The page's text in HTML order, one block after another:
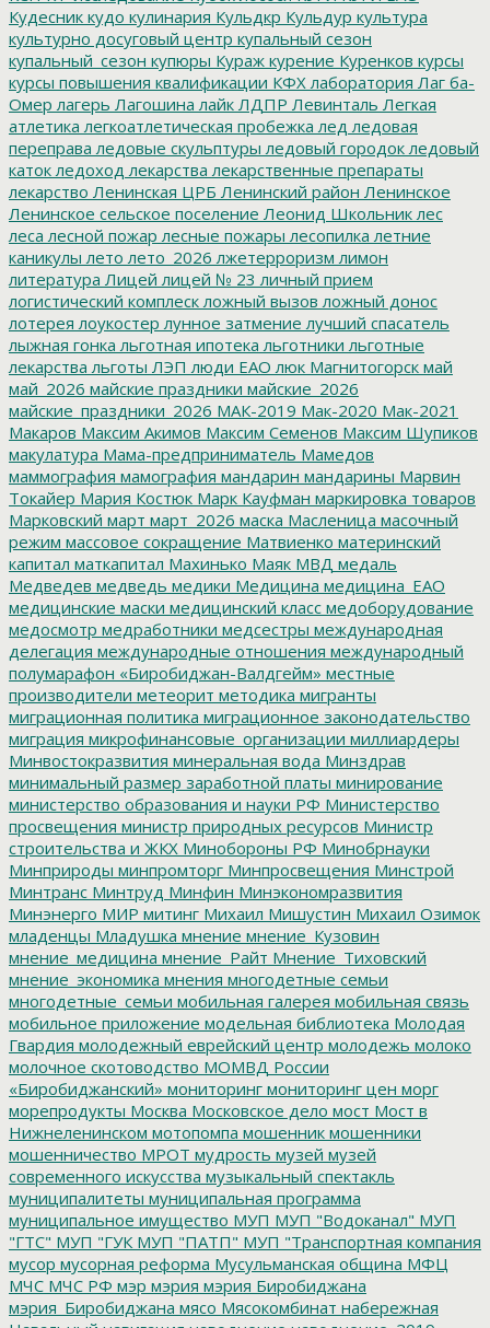
Кудесник кудо кулинария Кульдкр Кульдур культура
культурно досуговый центр купальный сезон
купальный_сезон купюры Кураж курение Куренков курсы
курсы повышения квалификации КФХ лаборатория Лаг ба-
Омер лагерь Лагошина лайк ЛДПР Левинталь Легкая
атлетика легкоатлетическая пробежка лед ледовая
переправа ледовые скульптуры ледовый городок ледовый
каток ледоход лекарства лекарственные препараты
лекарство Ленинская ЦРБ Ленинский район Ленинское
Ленинское сельское поселение Леонид Школьник лес
леса лесной пожар лесные пожары лесопилка летние
каникулы лето лето_2026 лжетерроризм лимон
литература Лицей лицей № 23 личный прием
логистический комплеск ложный вызов ложный донос
лотерея лоукостер лунное затмение лучший спасатель
лыжная гонка льготная ипотека льготники льготные
лекарства льготы ЛЭП люди ЕАО люк Магнитогорск май
май_2026 майские праздники майские_2026
майские_праздники_2026 МАК-2019 Мак-2020 Мак-2021
Макаров Максим Акимов Максим Семенов Максим Шупиков
макулатура Мама-предприниматель Мамедов
маммография мамография мандарин мандарины Марвин
Токайер Мария Костюк Марк Кауфман маркировка товаров
Марковский март март_2026 маска Масленица масочный
режим массовое сокращение Матвиенко материнский
капитал маткапитал Махинько Маяк МВД медаль
Медведев медведь медики Медицина медицина_ЕАО
медицинские маски медицинский класс медоборудование
медосмотр медработники медсестры международная
делегация международные отношения международный
полумарафон «Биробиджан-Валдгейм» местные
производители метеорит методика мигранты
миграционная политика миграционное законодательство
миграция микрофинансовые_организации миллиардеры
Минвостокразвития минеральная вода Минздрав
минимальный размер заработной платы минирование
министерство образования и науки РФ Министерство
просвещения министр природных ресурсов Министр
строительства и ЖКХ Минобороны РФ Минобрнауки
Минприроды минпромторг Минпросвещения Минстрой
Минтранс Минтруд Минфин Минэкономразвития
Минэнерго МИР митинг Михаил Мишустин Михаил Озимок
младенцы Младушка мнение мнение_Кузовин
мнение_медицина мнение_Райт Мнение_Тиховский
мнение_экономика мнения многодетные семьи
многодетные_семьи мобильная галерея мобильная связь
мобильное приложение модельная библиотека Молодая
Гвардия молодежный еврейский центр молодежь молоко
молочное скотоводство МОМВД России
«Биробиджанский» мониторинг мониторинг цен морг
морепродукты Москва Московское дело мост Мост в
Нижнеленинском мотопомпа мошенник мошенники
мошенничество МРОТ мудрость музей музей
современного искусства музыкальный спектакль
муниципалитеты муниципальная программа
муниципальное имущество МУП МУП "Водоканал" МУП
"ГТС" МУП "ГУК МУП "ПАТП" МУП "Транспортная компания
мусор мусорная реформа Мусульманская община МФЦ
МЧС МЧС РФ мэр мэрия мэрия Биробиджана
мэрия_Биробиджана мясо Мясокомбинат набережная